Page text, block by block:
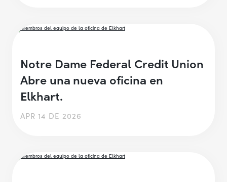
Notre Dame Federal Credit Union
Abre una nueva oficina en
Elkhart.
APR 14 DE 2026